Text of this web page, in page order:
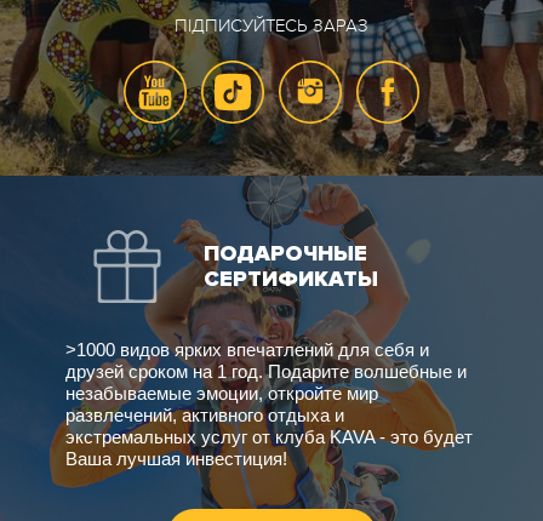
ПІДПИСУЙТЕСЬ ЗАРАЗ
ПОДАРОЧНЫЕ
СЕРТИФИКАТЫ
>1000 видов ярких впечатлений для себя и
друзей сроком на 1 год. Подарите волшебные и
незабываемые эмоции, откройте мир
развлечений, активного отдыха и
экстремальных услуг от клуба KAVA - это будет
Ваша лучшая инвестиция!